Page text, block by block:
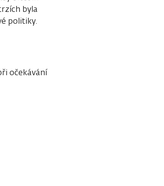
byla
politiky.
očekávání